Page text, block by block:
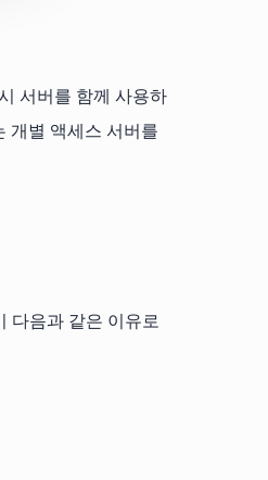
서버를 함께 사용하
개별 액세스 서버를
다음과 같은 이유로